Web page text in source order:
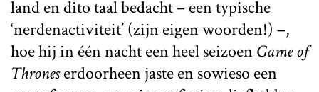
land en dito taal bedacht – een typische
‘nerdenactiviteit’ (zijn eigen woorden!) –,
hoe hij in één nacht een heel seizoenGame of
Throneserdoorheen jaste en sowieso een